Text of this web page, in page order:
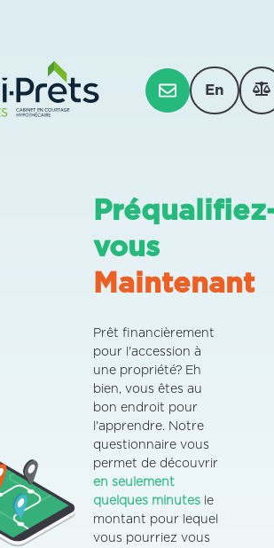
En
vous
Maintenant
Prêt financièrement
pour l'accession à
une propriété? Eh
bien, vous êtes au
bon endroit pour
l'apprendre. Notre
questionnaire vous
permet de découvrir
en seulement
quelques minutes le
montant pour lequel
vous pourriez vous